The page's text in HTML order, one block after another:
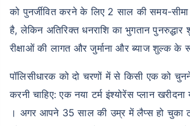
को पुनर्जीवित करने के लिए 2 साल की समय-
है, लेकिन अतिरिक्त धनराशि का भुगतान पुनरुद्धार
रीक्षाओं की लागत और जुर्माना और ब्याज शुल्क के
पॉलिसीधारक को दो चरणों में से किसी एक को
करनी चाहिए: एक नया टर्म इंश्योरेंस प्लान खरीदना
। अगर आपने 35 साल की उम्र में लैप्स हो चुका